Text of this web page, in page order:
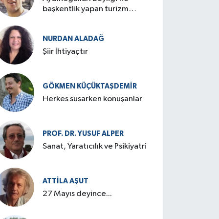
başkentlik yapan turizm
NURDAN ALADAĞ
Şiir İhtiyaçtır
GÖKMEN KÜÇÜKTAŞDEMIR
Herkes susarken konuşanlar
PROF. DR. YUSUF ALPER
Sanat, Yaratıcılık ve Psikiyatri
ATTILA AŞUT
27 Mayıs deyince...